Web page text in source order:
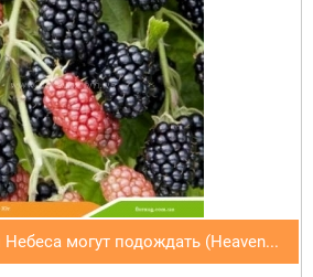
могут подождать (Heaven...